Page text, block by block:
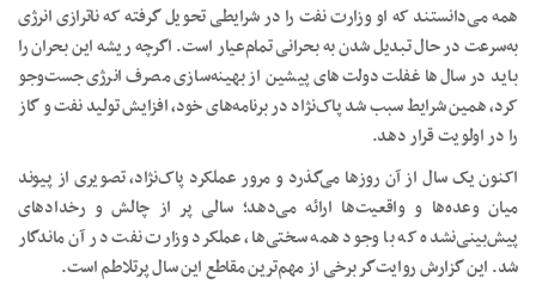
همه می‌دانستند که او وزارت نفت را در شرایطی تحویل گرفته که ناترازی انرژی
به‌سرعت در حال تبدیل‌ شدن به بحرانی تمام‌عیار است. اگرچه ریشه این بحران را
باید در سال‌ها غفلت دولت‌های پیشین از بهینه‌سازی مصرف انرژی جست‌وجو
کرد، همین شرایط سبب شد پاک‌نژاد در برنامه‌های خود، افزایش تولید نفت و گاز
را در اولویت قرار دهد.
اکنون یک سال از آن روزها می‌گذرد و مرور عملکرد پاک‌نژاد، تصویری از پیوند
میان وعده‌ها و واقعیت‌ها ارائه می‌دهد؛ سالی پر از چالش و رخدادهای
پیش‌بینی‌نشده که با وجود همه سختی‌ها، عملکرد وزارت نفت در آن ماندگار
شد. این گزارش روایت‌گر برخی از مهم‌ترین مقاطع این سال پرتلاطم است.